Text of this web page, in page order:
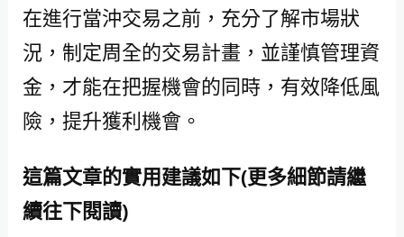
在進行當沖交易之前，充分了解市場狀
況，制定周全的交易計畫，並謹慎管理資
金，才能在把握機會的同時，有效降低風
險，提升獲利機會。
這篇文章的實用建議如下(更多細節請繼
續往下閱讀)